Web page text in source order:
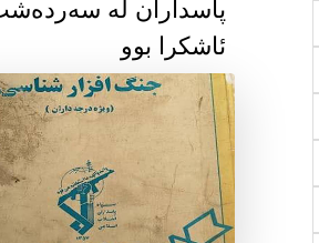
پاسداران لە
ئاشکرا بوو